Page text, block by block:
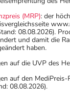
(MRP): der
08.08.2026).
und damit die
haben.
auf die UVP des
auf den MediPreis-
08.08.2026).